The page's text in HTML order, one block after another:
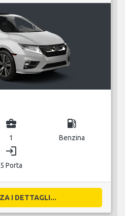
business_center
1
local_gas_station
Benzina
login
5 Porta
I DETTAGLI...